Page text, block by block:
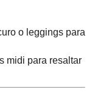
o leggings para
midi para resaltar